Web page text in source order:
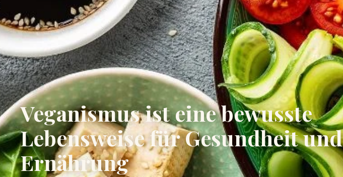
Veganismus ist eine bewusste
Lebensweise für Gesundheit und
Ernährung